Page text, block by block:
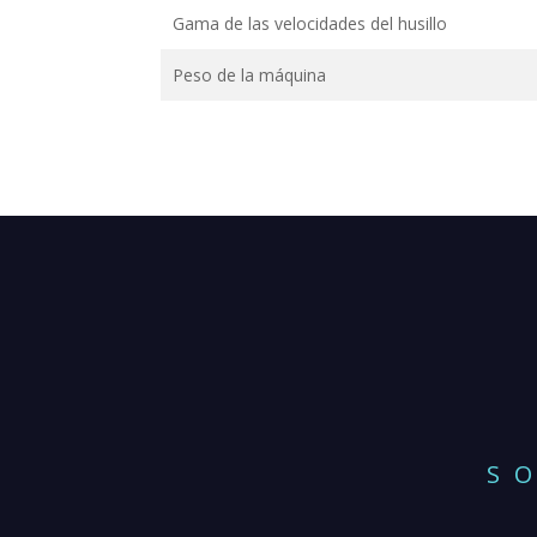
Gama de las velocidades del husillo
Peso de la máquina